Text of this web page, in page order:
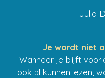
Julia
Je wordt niet
Wanneer je blijft
ook al kunnen lezen,